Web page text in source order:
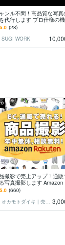
ンル不問！高品質な写真
代行します プロ仕様の
画質・高品質な写真を提
！
5.0 (28)
SUGI WORK
撮影で売上アップ！通販
写真撮影します Amazon
どEC用の物撮り撮影代行
せ下さい！
5.0 (660)